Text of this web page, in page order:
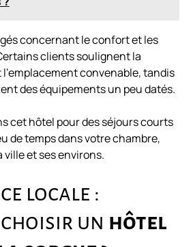
concernant le confort et les
clients soulignent la
convenable, tandis
des équipements un peu datés.
cet hôtel pour des séjours courts
de temps dans votre chambre,
et ses environs.
locale :
un hôtel